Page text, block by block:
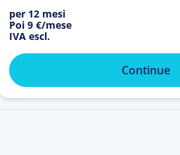
per 12 mesi
Poi9 €/mese
IVA escl.
Continue